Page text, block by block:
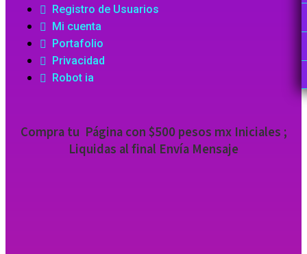
Registro de Usuarios
Mi cuenta
Portafolio
Privacidad
Robot ia
Compra tu Página con $500 pesos mx Iniciales ;
Liquidas al final Envía Mensaje